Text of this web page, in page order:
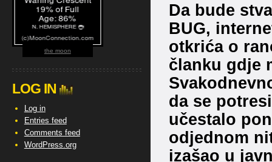
Da bude
BUG,
otkrića o
članku gdje
da se
učestalo
odjednom
izašao u
the moon
LOG IN
Log in
Entries feed
Comments feed
WordPress.org